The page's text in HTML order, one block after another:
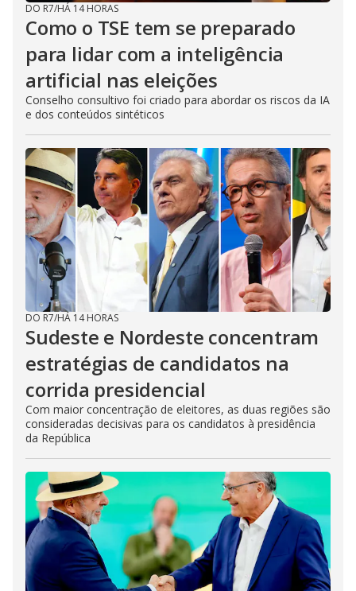
DO R7/HÁ 14 HORAS
Como o TSE tem se preparado
para lidar com a inteligência
artificial nas eleições
Conselho consultivo foi criado para abordar os riscos da IA
e dos conteúdos sintéticos
DO R7/HÁ 14 HORAS
Sudeste e Nordeste concentram
estratégias de candidatos na
corrida presidencial
Com maior concentração de eleitores, as duas regiões são
consideradas decisivas para os candidatos à presidência
da República